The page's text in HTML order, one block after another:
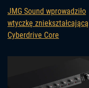
JMG Sound wprowadziło
wtyczkę zniekształcającą
Cyberdrive Core